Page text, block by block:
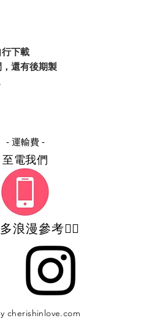
下載
還有後期製
- 運輸費 -
至電我們
多浪漫參考👇🏻
cherishinlove.com